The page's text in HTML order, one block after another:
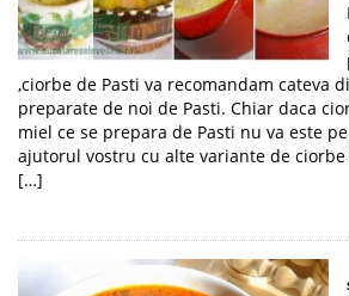
,ciorbe de Pasti va recomandam cateva
preparate de noi de Pasti. Chiar daca
miel ce se prepara de Pasti nu va este
ajutorul vostru cu alte variante de
[…]